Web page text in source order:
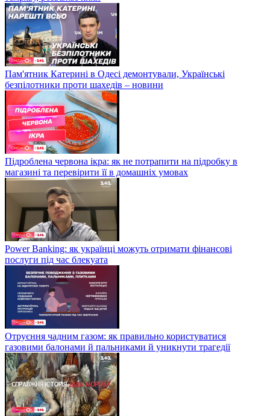
Пам'ятник Катерині в Одесі демонтували, Українські
безпілотники проти шахедів – новини
Підроблена червона ікра: як не потрапити на підробку в
магазині та перевірити її в домашніх умовах
Power Banking: як українці можуть отримати фінансові
послуги під час блекуата
Отруєння чадним газом: як правильно користуватися
газовими балонами й пальниками й уникнути трагедії